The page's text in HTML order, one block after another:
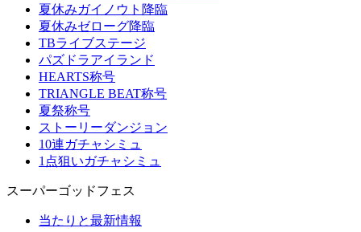
夏休みガイノウト降臨
夏休みゼローグ降臨
TBライブステージ
パズドラアイランド
HEARTS称号
TRIANGLE BEAT称号
夏祭称号
ストーリーダンジョン
10連ガチャシミュ
1点狙いガチャシミュ
スーパーゴッドフェス
当たりと最新情報